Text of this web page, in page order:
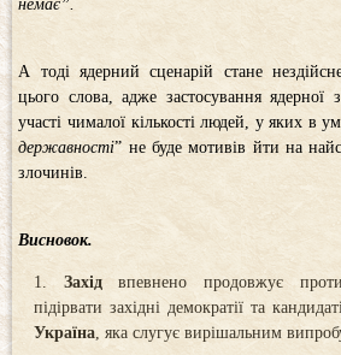
немає”.
А тоді ядерний сценарій стане
цього слова, адже застосування ядерної
участі чималої кількості людей, у яких в
державності” не буде мотивів йти на
злочинів.
Висновок.
Західвпевнено продовжує
підірвати західні демократії та
Україна , яка слугує вирішальним